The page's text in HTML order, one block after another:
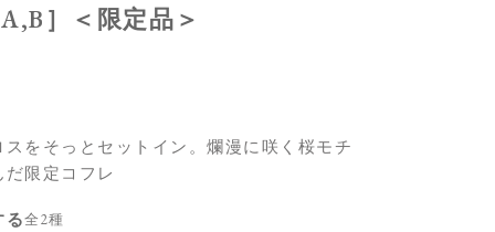
］＜限定品＞
をそっとセットイン。爛漫に咲く桜モチ
限定コフレ
る全2種